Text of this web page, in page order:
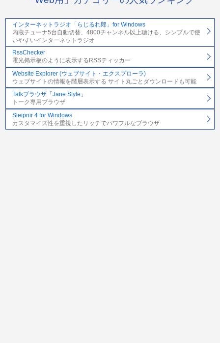
インターネットラジオ「らじるれ郎」for Windows
内蔵チューナ5台自動切替、4800チャンネル以上聴ける、シンプルで使
いやすいインターネットラジオ
RssChecker
電光掲示板のように表示するRSSティッカー
Website Explorer (ウェブサイト・エクスプローラ)
ウェブサイトの情報を階層表示する サイト丸ごとダウンロードも可能
Talkブラウザ「Jane Style」
トーク専用ブラウザ
Sleipnir 4 for Windows
カスタマイズ性を重視したリッチでパワフルなブラウザ